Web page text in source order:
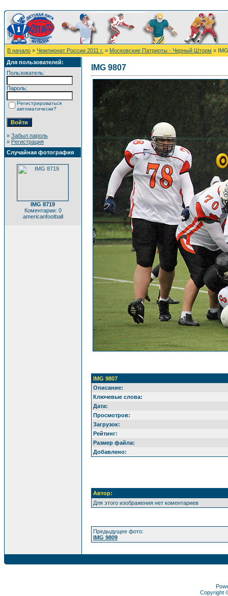
В начало » Чемпионат России 2011 г. » Московские Патриоты - Черный Шторм »
Для пользователей:
Пользователь:
Пароль:
Регистрироваться
автоматически?
» Забыл пароль
» Регистрация
Случайная фотография
IMG 8719
Коментарии: 0
americanfootball
IMG 9807
IMG 9807
Описание:
Ключевые слова:
Дата:
Просмотров:
Загрузок:
Рейтинг:
Размер файла:
Добавлено:
Автор:
Для этого изображения нет коментариев
Предыдущее фото:
IMG 9809
Copyright